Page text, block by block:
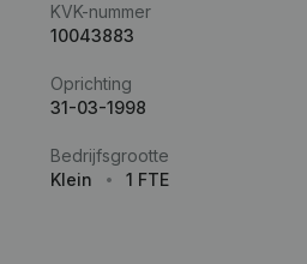
KVK-nummer
10043883
Oprichting
31-03-1998
Bedrijfsgrootte
Klein
1 FTE